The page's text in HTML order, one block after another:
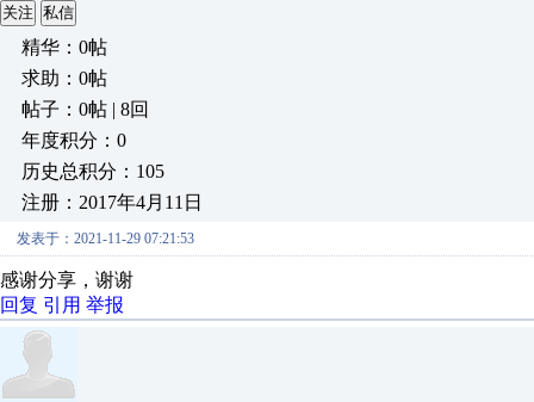
关注 私信
精华：0帖
求助：0帖
帖子：0帖 | 8回
年度积分：0
历史总积分：105
注册：2017年4月11日
发表于：2021-11-29 07:21:53
感谢分享，谢谢
回复 引用 举报